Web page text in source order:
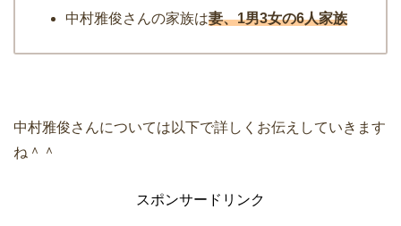
中村雅俊さんの家族は妻、1男3女の6人家族
中村雅俊さんについては以下で詳しくお伝えしていきます
ね＾＾
スポンサードリンク